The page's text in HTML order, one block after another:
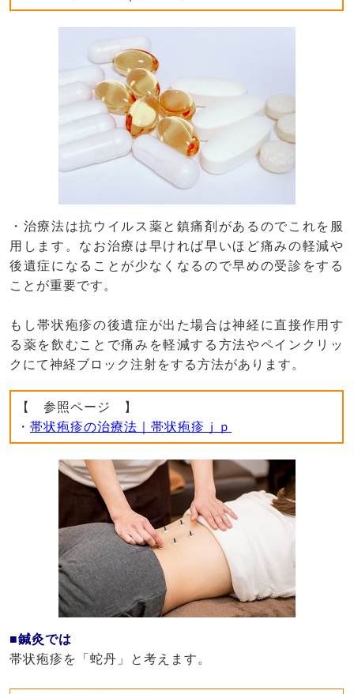
・治療法は抗ウイルス薬と鎮痛剤があるのでこれを服
用します。なお治療は早ければ早いほど痛みの軽減や
後遺症になることが少なくなるので早めの受診をする
ことが重要です。
もし帯状疱疹の後遺症が出た場合は神経に直接作用す
る薬を飲むことで痛みを軽減する方法やペインクリッ
クにて神経ブロック注射をする方法があります。
【 参照ページ 】
・ 帯状疱疹の治療法｜帯状疱疹ｊｐ
■鍼灸では
帯状疱疹を「蛇丹」と考えます。